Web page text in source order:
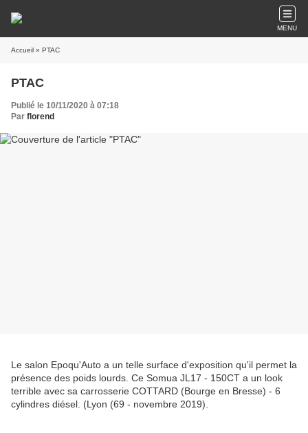
MENU
Accueil » PTAC
PTAC
Publié le 10/11/2020 à 07:18
Par florend
Le salon Epoqu'Auto a un telle surface d'exposition qu'il permet la
présence des poids lourds. Ce Somua JL17 - 150CT a un look
terrible avec sa carrosserie COTTARD (Bourge en Bresse) - 6
cylindres diésel. (Lyon (69 - novembre 2019).